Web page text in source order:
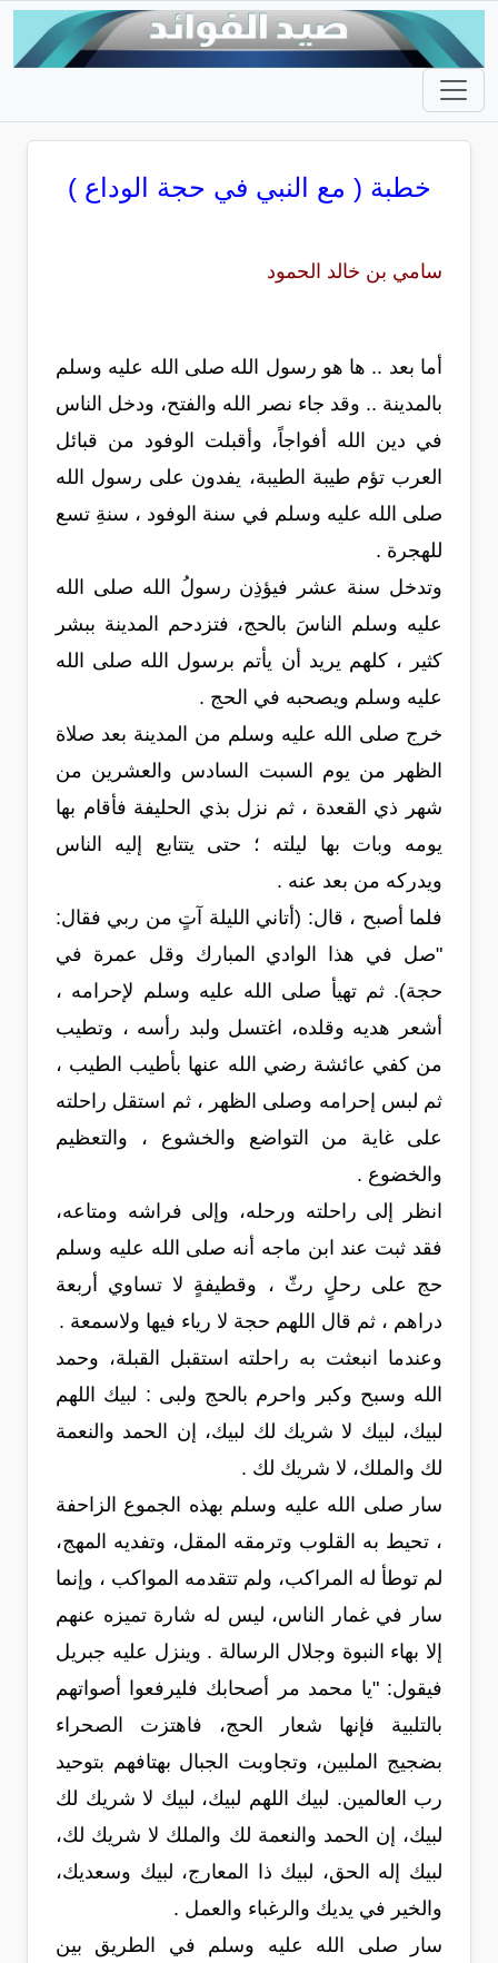
خطبة ( مع النبي في حجة الوداع )
سامي بن خالد الحمود
أما بعد .. ها هو رسول الله صلى الله عليه وسلم
بالمدينة .. وقد جاء نصر الله والفتح، ودخل الناس
في دين الله أفواجاً، وأقبلت الوفود من قبائل
العرب تؤم طيبة الطيبة، يفدون على رسول الله
صلى الله عليه وسلم في سنة الوفود ، سنةِ تسع
للهجرة .
وتدخل سنة عشر فيؤذِن رسولُ الله صلى الله
عليه وسلم الناسَ بالحج، فتزدحم المدينة ببشر
كثير ، كلهم يريد أن يأتم برسول الله صلى الله
عليه وسلم ويصحبه في الحج .
خرج صلى الله عليه وسلم من المدينة بعد صلاة
الظهر من يوم السبت السادس والعشرين من
شهر ذي القعدة ، ثم نزل بذي الحليفة فأقام بها
يومه وبات بها ليلته ؛ حتى يتتابع إليه الناس
ويدركه من بعد عنه .
فلما أصبح ، قال: (أتاني الليلة آتٍ من ربي فقال:
"صل في هذا الوادي المبارك وقل عمرة في
حجة). ثم تهيأ صلى الله عليه وسلم لإحرامه ،
أشعر هديه وقلده، اغتسل ولبد رأسه ، وتطيب
من كفي عائشة رضي الله عنها بأطيب الطيب ،
ثم لبس إحرامه وصلى الظهر ، ثم استقل راحلته
على غاية من التواضع والخشوع ، والتعظيم
والخضوع .
انظر إلى راحلته ورحله، وإلى فراشه ومتاعه،
فقد ثبت عند ابن ماجه أنه صلى الله عليه وسلم
حج على رحلٍ رثّ ، وقطيفةٍ لا تساوي أربعة
دراهم ، ثم قال اللهم حجة لا رياء فيها ولاسمعة .
وعندما انبعثت به راحلته استقبل القبلة، وحمد
الله وسبح وكبر واحرم بالحج ولبى : لبيك اللهم
لبيك، لبيك لا شريك لك لبيك، إن الحمد والنعمة
لك والملك، لا شريك لك .
سار صلى الله عليه وسلم بهذه الجموع الزاحفة
، تحيط به القلوب وترمقه المقل، وتفديه المهج،
لم توطأ له المراكب، ولم تتقدمه المواكب ، وإنما
سار في غمار الناس، ليس له شارة تميزه عنهم
إلا بهاء النبوة وجلال الرسالة . وينزل عليه جبريل
فيقول: "يا محمد مر أصحابك فليرفعوا أصواتهم
بالتلبية فإنها شعار الحج، فاهتزت الصحراء
بضجيج الملبين، وتجاوبت الجبال بهتافهم بتوحيد
رب العالمين. لبيك اللهم لبيك، لبيك لا شريك لك
لبيك، إن الحمد والنعمة لك والملك لا شريك لك،
لبيك إله الحق، لبيك ذا المعارج، لبيك وسعديك،
والخير في يديك والرغباء والعمل .
سار صلى الله عليه وسلم في الطريق بين